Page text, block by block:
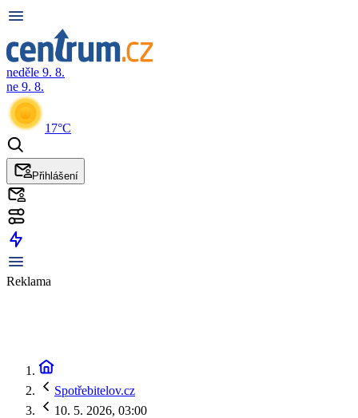
neděle 9. 8.
ne 9. 8.
17°C
Přihlášení
Reklama
Spotřebitelov.cz
10. 5. 2026, 03:00